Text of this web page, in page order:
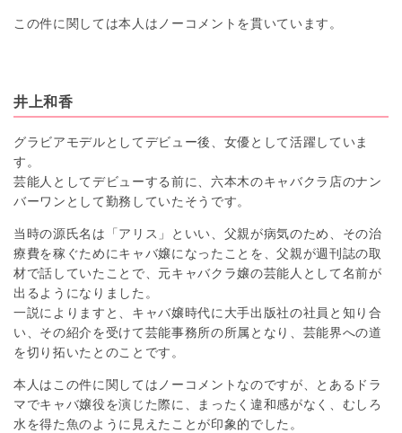
この件に関しては本人はノーコメントを貫いています。
井上和香
グラビアモデルとしてデビュー後、女優として活躍していま
す。
芸能人としてデビューする前に、六本木のキャバクラ店のナン
バーワンとして勤務していたそうです。
当時の源氏名は「アリス」といい、父親が病気のため、その治
療費を稼ぐためにキャバ嬢になったことを、父親が週刊誌の取
材で話していたことで、元キャバクラ嬢の芸能人として名前が
出るようになりました。
一説によりますと、キャバ嬢時代に大手出版社の社員と知り合
い、その紹介を受けて芸能事務所の所属となり、芸能界への道
を切り拓いたとのことです。
本人はこの件に関してはノーコメントなのですが、とあるドラ
マでキャバ嬢役を演じた際に、まったく違和感がなく、むしろ
水を得た魚のように見えたことが印象的でした。